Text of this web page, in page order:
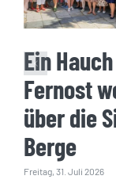
Ein
Fernost
über die
Berge
Freitag, 31. Juli 2026